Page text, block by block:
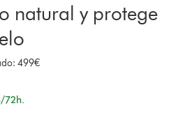
natural y protege
499€
72h.